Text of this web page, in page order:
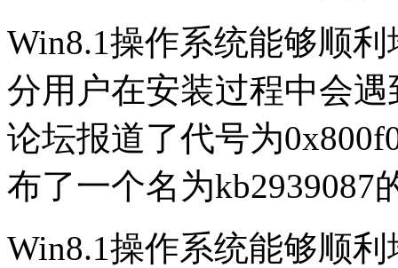
Win8.1操作系统能够顺
分用户在安装过程中会
论坛报道了代号为
布了一个名为
Win8.1操作系统能够顺